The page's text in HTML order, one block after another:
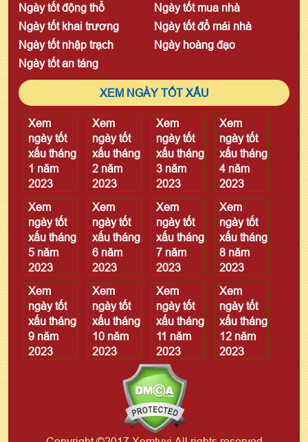
Ngày tốt động thổ
Ngày tốt mua nhà
Ngày tốt khai trương
Ngày tốt đổ mái nhà
Ngày tốt nhập trạch
Ngày hoàng đạo
Ngày tốt an táng
XEM NGÀY TỐT XẤU
Xem
ngày tốt
xấu tháng
1 năm
2023
Xem
ngày tốt
xấu tháng
2 năm
2023
Xem
ngày tốt
xấu tháng
3 năm
2023
Xem
ngày tốt
xấu tháng
4 năm
2023
Xem
ngày tốt
xấu tháng
5 năm
2023
Xem
ngày tốt
xấu tháng
6 năm
2023
Xem
ngày tốt
xấu tháng
7 năm
2023
Xem
ngày tốt
xấu tháng
8 năm
2023
Xem
ngày tốt
xấu tháng
9 năm
2023
Xem
ngày tốt
xấu tháng
10 năm
2023
Xem
ngày tốt
xấu tháng
11 năm
2023
Xem
ngày tốt
xấu tháng
12 năm
2023